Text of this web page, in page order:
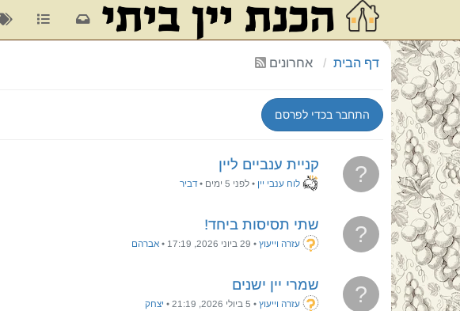
דף הבית אחרונים
התחבר בכדי לפרסם
? קניית ענביים ליין
לוח ענבי יין •לפני 5 ימים •דביר
? שתי תסיסות ביחד!
עזרה וייעוץ • 29 ביוני 2026, 17:19 •אברהם
? שמרי יין ישנים
עזרה וייעוץ • 5 ביולי 2026, 21:19 • יצחק